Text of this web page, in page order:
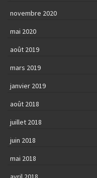
novembre 2020
mai 2020
août 2019
mars 2019
janvier 2019
août 2018
juillet 2018
juin 2018
mai 2018